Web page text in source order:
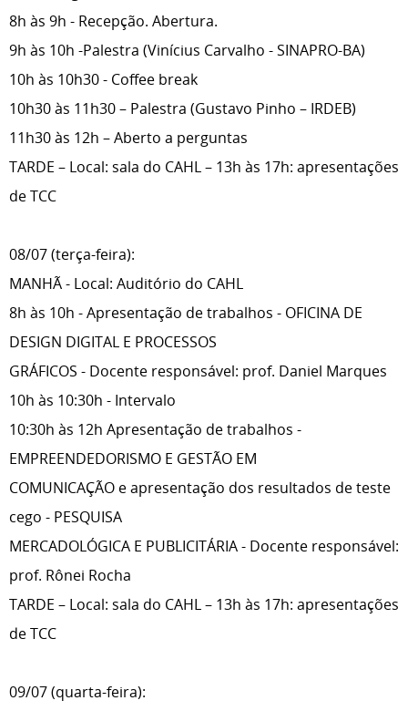
8h às 9h - Recepção. Abertura.
9h às 10h -Palestra (Vinícius Carvalho - SINAPRO-BA)
10h às 10h30 - Coffee break
10h30 às 11h30 – Palestra (Gustavo Pinho – IRDEB)
11h30 às 12h – Aberto a perguntas
TARDE – Local: sala do CAHL – 13h às 17h: apresentações
de TCC
08/07 (terça-feira):
MANHÃ - Local: Auditório do CAHL
8h às 10h - Apresentação de trabalhos - OFICINA DE
DESIGN DIGITAL E PROCESSOS
GRÁFICOS - Docente responsável: prof. Daniel Marques
10h às 10:30h - Intervalo
10:30h às 12h Apresentação de trabalhos -
EMPREENDEDORISMO E GESTÃO EM
COMUNICAÇÃO e apresentação dos resultados de teste
cego - PESQUISA
MERCADOLÓGICA E PUBLICITÁRIA - Docente responsável:
prof. Rônei Rocha
TARDE – Local: sala do CAHL – 13h às 17h: apresentações
de TCC
09/07 (quarta-feira):